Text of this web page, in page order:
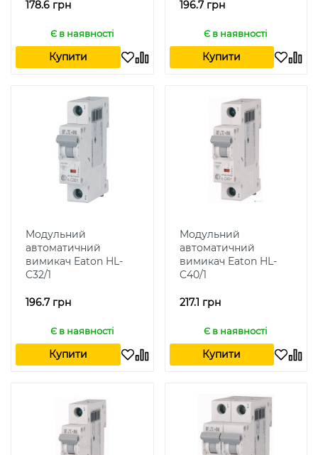
178.6 грн
Є в наявності
Купити
196.7 грн
Є в наявності
Купити
Модульний
автоматичний
вимикач Eaton HL-
C32/1
196.7 грн
Є в наявності
Купити
Модульний
автоматичний
вимикач Eaton HL-
C40/1
217.1 грн
Є в наявності
Купити